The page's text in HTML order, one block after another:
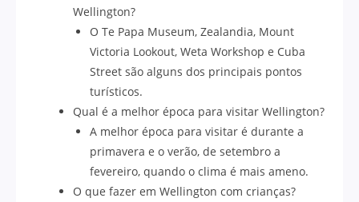
Wellington?
O Te Papa Museum, Zealandia, Mount
Victoria Lookout, Weta Workshop e Cuba
Street são alguns dos principais pontos
turísticos.
Qual é a melhor época para visitar Wellington?
A melhor época para visitar é durante a
primavera e o verão, de setembro a
fevereiro, quando o clima é mais ameno.
O que fazer em Wellington com crianças?